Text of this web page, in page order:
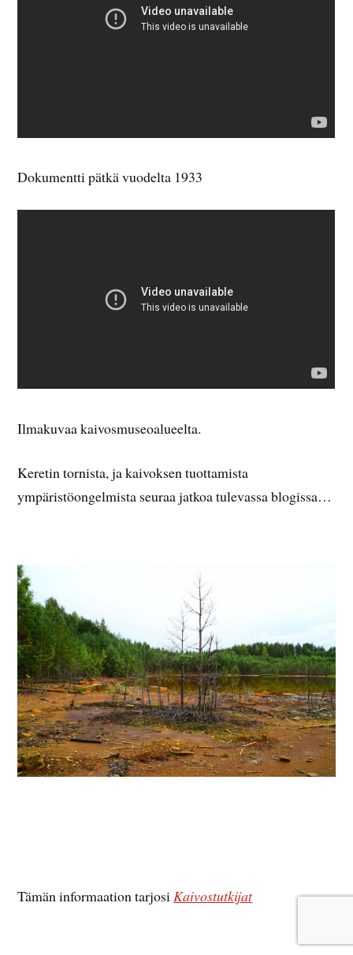
Dokumentti pätkä vuodelta 1933
Ilmakuvaa kaivosmuseoalueelta.
Keretin tornista, ja kaivoksen tuottamista
ympäristöongelmista seuraa jatkoa tulevassa blogissa…
Tämän informaation tarjosi Kaivostutkijat